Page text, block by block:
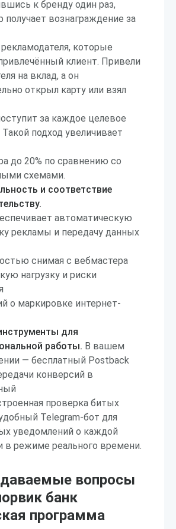
к бренду один раз,
получает вознаграждение за
которые
клиент. Привели
на вклад, а он
открыл карту или взял
за каждое целевое
подход увеличивает
до 20% по сравнению со
схемами.
и соответствие
автоматическую
рекламы и передачу данных
снимая с вебмастера
нагрузку и риски
о маркировке интернет-
для
работы. В вашем
— бесплатный Postback
конверсий в
проверка битых
Telegram-бот для
уведомлений о каждой
в режиме реального времени.
вопросы
банк
программа